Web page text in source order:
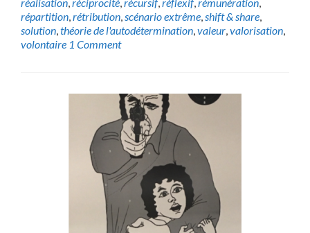
répartition,rétribution,scénario extrême,shift & share,
solution,théorie de l'autodétermination,valeur,valorisation,
volontaire 1 Comment